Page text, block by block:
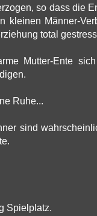
so dass die
kleinen Männer-
total
Mutter-Ente
Ruhe...
sind
Spielplatz.